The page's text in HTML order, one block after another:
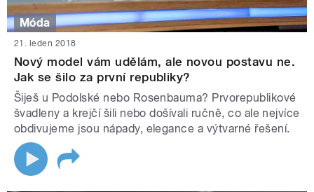
Móda
21. leden 2018
Nový model vám udělám, ale novou postavu ne.
Jak se šilo za první republiky?
Šiješ u Podolské nebo Rosenbauma? Prvorepublikové
švadleny a krejčí šili nebo došívali ručně, co ale nejvíce
obdivujeme jsou nápady, elegance a výtvarné řešení.